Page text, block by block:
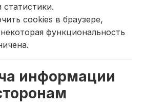
статистики.
cookies в браузере,
функциональность
информации